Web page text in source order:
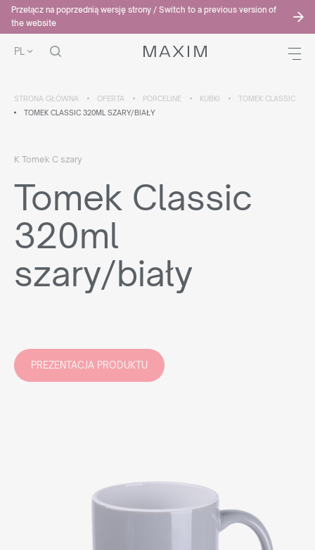
Przełącz na poprzednią wersję strony / Switch to a previous version of
the website
PL
STRONA GŁÓWNA OFERTA PORCELINE KUBKI
TOMEK CLASSIC
TOMEK CLASSIC 320ML SZARY/BIAŁY
K Tomek C szary
Tomek Classic
320ml
szary/biały
PREZENTACJA PRODUKTU